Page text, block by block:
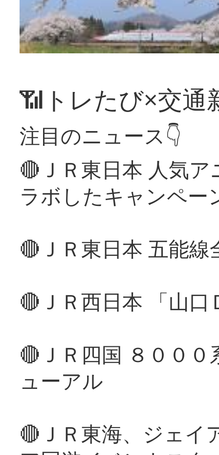
📶トレたび×交通
注目のニュース👇
🔴ＪＲ東日本 人気
ラボしたキャンペー
🔴ＪＲ東日本 五能
🔴ＪＲ西日本 「山
🔴ＪＲ四国 ８００
ューアル
🔴ＪＲ東海、ジェイ